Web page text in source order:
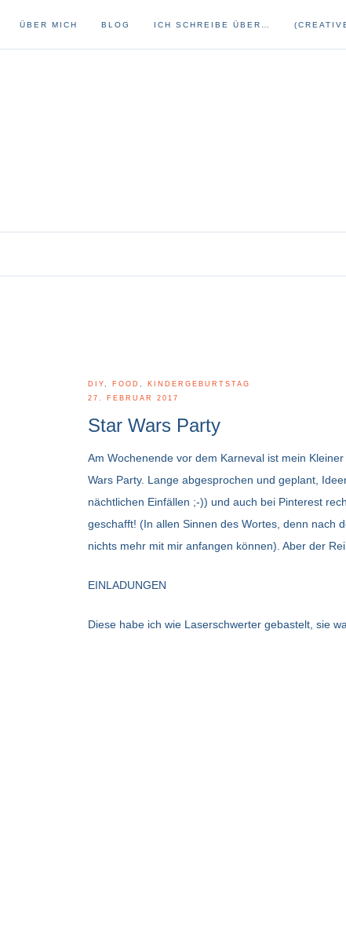
ÜBER MICH BLOG ICH SCHREIBE ÜBER…
DIY, FOOD , KINDERGEBURTSTAG
27. FEBRUAR 2017
Star Wars Party
Am Wochenende vor dem Karneval ist mein
Wars Party. Lange abgesprochen und geplant,
nächtlichen Einfällen ;-)) und auch bei Pinterest
geschafft! (In allen Sinnen des Wortes, denn nach
nichts mehr mit mir anfangen können). Aber der
EINLADUNGEN
Diese habe ich wie Laserschwerter gebastelt, sie